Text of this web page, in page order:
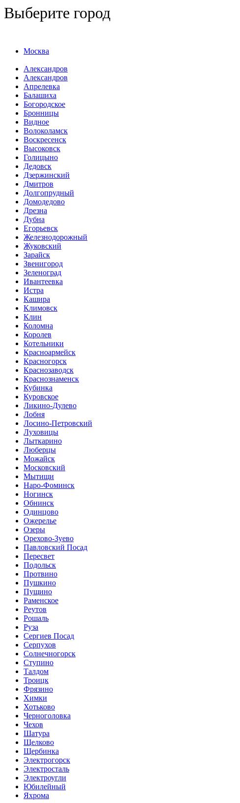
Выберите город
Москва
Александров
Александров
Апрелевка
Балашиха
Богородское
Бронницы
Видное
Волоколамск
Воскресенск
Высоковск
Голицыно
Дедовск
Дзержинский
Дмитров
Долгопрудный
Домодедово
Дрезна
Дубна
Егорьевск
Железнодорожный
Жуковский
Зарайск
Звенигород
Зеленоград
Ивантеевка
Истра
Кашира
Климовск
Клин
Коломна
Королев
Котельники
Красноармейск
Красногорск
Краснозаводск
Краснознаменск
Кубинка
Куровское
Ликино-Дулево
Лобня
Лосино-Петровский
Луховицы
Лыткарино
Люберцы
Можайск
Московский
Мытищи
Наро-Фоминск
Ногинск
Обнинск
Одинцово
Ожерелье
Озеры
Орехово-Зуево
Павловский Посад
Пересвет
Подольск
Протвино
Пушкино
Пущино
Раменское
Реутов
Рошаль
Руза
Сергиев Посад
Серпухов
Солнечногорск
Ступино
Талдом
Троицк
Фрязино
Химки
Хотьково
Черноголовка
Чехов
Шатура
Щелково
Щербинка
Электрогорск
Электросталь
Электроугли
Юбилейный
Яхрома